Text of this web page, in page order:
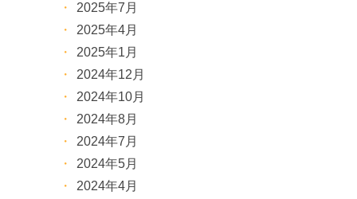
2025年7月
2025年4月
2025年1月
2024年12月
2024年10月
2024年8月
2024年7月
2024年5月
2024年4月